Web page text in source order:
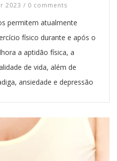
2023 / 0 comments
permitem atualmente
físico durante e após o
a aptidão física, a
de vida, além de
ansiedade e depressão